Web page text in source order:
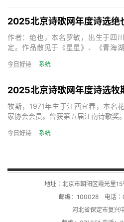
作者：绝也，本名罗敏，出生于四
定。作品散见于《星星》、《青海
《神的呢喃》、《秋叶集》、《在
《残梦》等。主编诗歌刊物三十余部
诗刊主编。
今日好诗 系统
牧斯，1971年生于江西宜春，本名
家协会会员。曾获第五届江南诗歌奖
今日好诗 系统
地址∶北京市朝阳区霞光里
邮编：100028 电话
河北省保定市复兴